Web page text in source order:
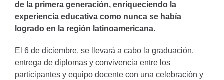
de la primera generación, enriqueciendo la
experiencia educativa como nunca se había
logrado en la región latinoamericana.
El 6 de diciembre, se llevará a cabo la graduación,
entrega de diplomas y convivencia entre los
participantes y equipo docente con una celebración y